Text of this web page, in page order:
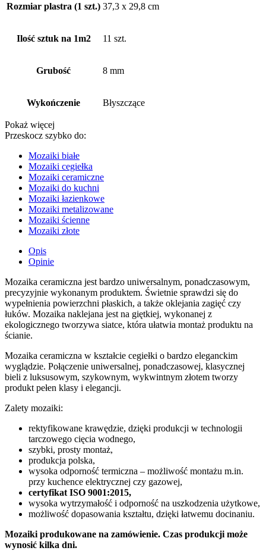
Rozmiar plastra (1 szt.) 37,3 x 29,8 cm
Ilość sztuk na 1m2 11 szt.
Grubość 8 mm
Wykończenie Błyszczące
Pokaż więcej
Przeskocz szybko do:
Mozaiki białe
Mozaiki cegiełka
Mozaiki ceramiczne
Mozaiki do kuchni
Mozaiki łazienkowe
Mozaiki metalizowane
Mozaiki ścienne
Mozaiki złote
Opis
Opinie
Mozaika ceramiczna jest bardzo uniwersalnym, ponadczasowym,
precyzyjnie wykonanym produktem. Świetnie sprawdzi się do
wypełnienia powierzchni płaskich, a także oklejania zagięć czy
łuków. Mozaika naklejana jest na giętkiej, wykonanej z
ekologicznego tworzywa siatce, która ułatwia montaż produktu na
ścianie.
Mozaika ceramiczna w kształcie cegiełki o bardzo eleganckim
wyglądzie. Połączenie uniwersalnej, ponadczasowej, klasycznej
bieli z luksusowym, szykownym, wykwintnym złotem tworzy
produkt pełen klasy i elegancji.
Zalety mozaiki:
rektyfikowane krawędzie, dzięki produkcji w technologii
tarczowego cięcia wodnego,
szybki, prosty montaż,
produkcja polska,
wysoka odporność termiczna – możliwość montażu m.in.
przy kuchence elektrycznej czy gazowej,
certyfikat ISO 9001:2015,
wysoka wytrzymałość i odporność na uszkodzenia użytkowe,
możliwość dopasowania kształtu, dzięki łatwemu docinaniu.
Mozaiki produkowane na zamówienie. Czas produkcji może
wynosić kilka dni.